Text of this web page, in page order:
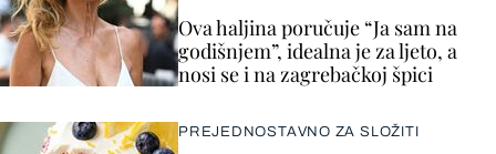
Ova haljina poručuje “Ja sam na
godišnjem”, idealna je za ljeto, a
nosi se i na zagrebačkoj špici
PREJEDNOSTAVNO ZA SLOŽITI